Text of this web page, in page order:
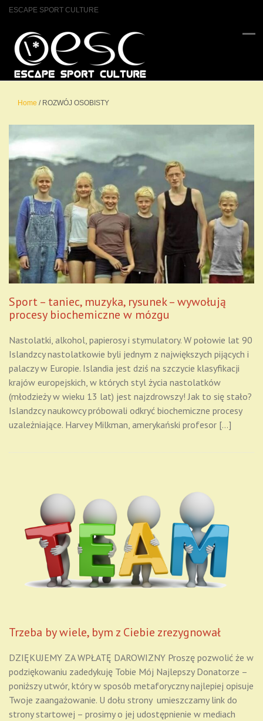
ESCAPE SPORT CULTURE
Home / ROZWÓJ OSOBISTY
Sport – taniec, muzyka, rysunek – wywołują
procesy biochemiczne w mózgu
Nastolatki, alkohol, papierosy i stymulatory. W połowie lat 90
Islandzcy nastolatkowie byli jednym z największych pijących i
palaczy w Europie. Islandia jest dziś na szczycie klasyfikacji
krajów europejskich, w których styl życia nastolatków
(młodzieży w wieku 13 lat) jest najzdrowszy! Jak to się stało?
Islandzcy naukowcy próbowali odkryć biochemiczne procesy
uzależniające. Harvey Milkman, amerykański profesor […]
Trzeba by wiele, bym z Ciebie zrezygnował
DZIĘKUJEMY ZA WPŁATĘ DAROWIZNY Proszę pozwolić że w
podziękowaniu zadedykuję Tobie Mój Najlepszy Donatorze –
poniższy utwór, który w sposób metaforyczny najlepiej opisuje
Twoje zaangażowanie. U dołu strony umieszczamy link do
strony startowej – prosimy o jej udostępnienie w mediach